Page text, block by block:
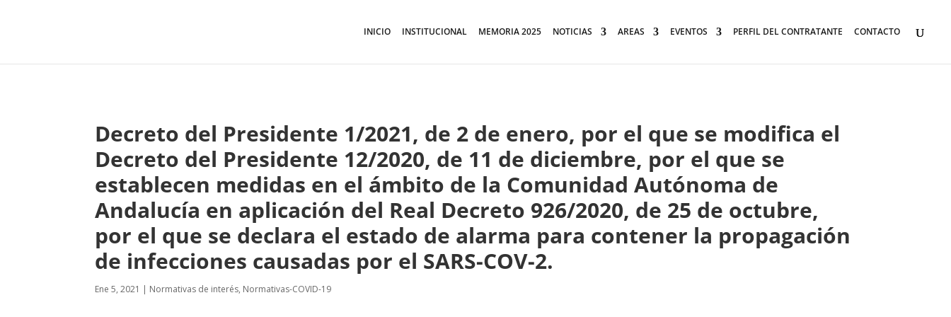
INICIO INSTITUCIONAL MEMORIA 2025 NOTICIAS AREAS EVENTOS PERFIL DEL CONTRATANTE CONTACTO
Decreto del Presidente 1/2021, de 2 de enero, por el que se modifica el
Decreto del Presidente 12/2020, de 11 de diciembre, por el que se
establecen medidas en el ámbito de la Comunidad Autónoma de
Andalucía en aplicación del Real Decreto 926/2020, de 25 de octubre,
por el que se declara el estado de alarma para contener la propagación
de infecciones causadas por el SARS-COV-2.
Ene 5, 2021 | Normativas de interés, Normativas-COVID-19